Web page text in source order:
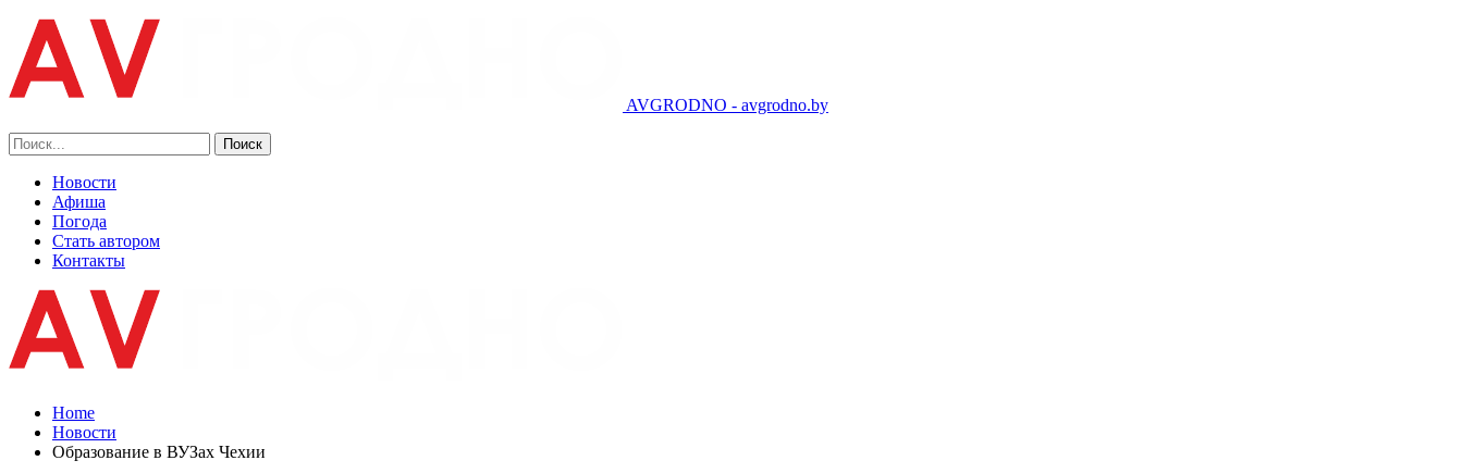
AVGRODNO - avgrodno.by
Новости
Афиша
Погода
Стать автором
Контакты
Home
Новости
Образование в ВУЗах Чехии